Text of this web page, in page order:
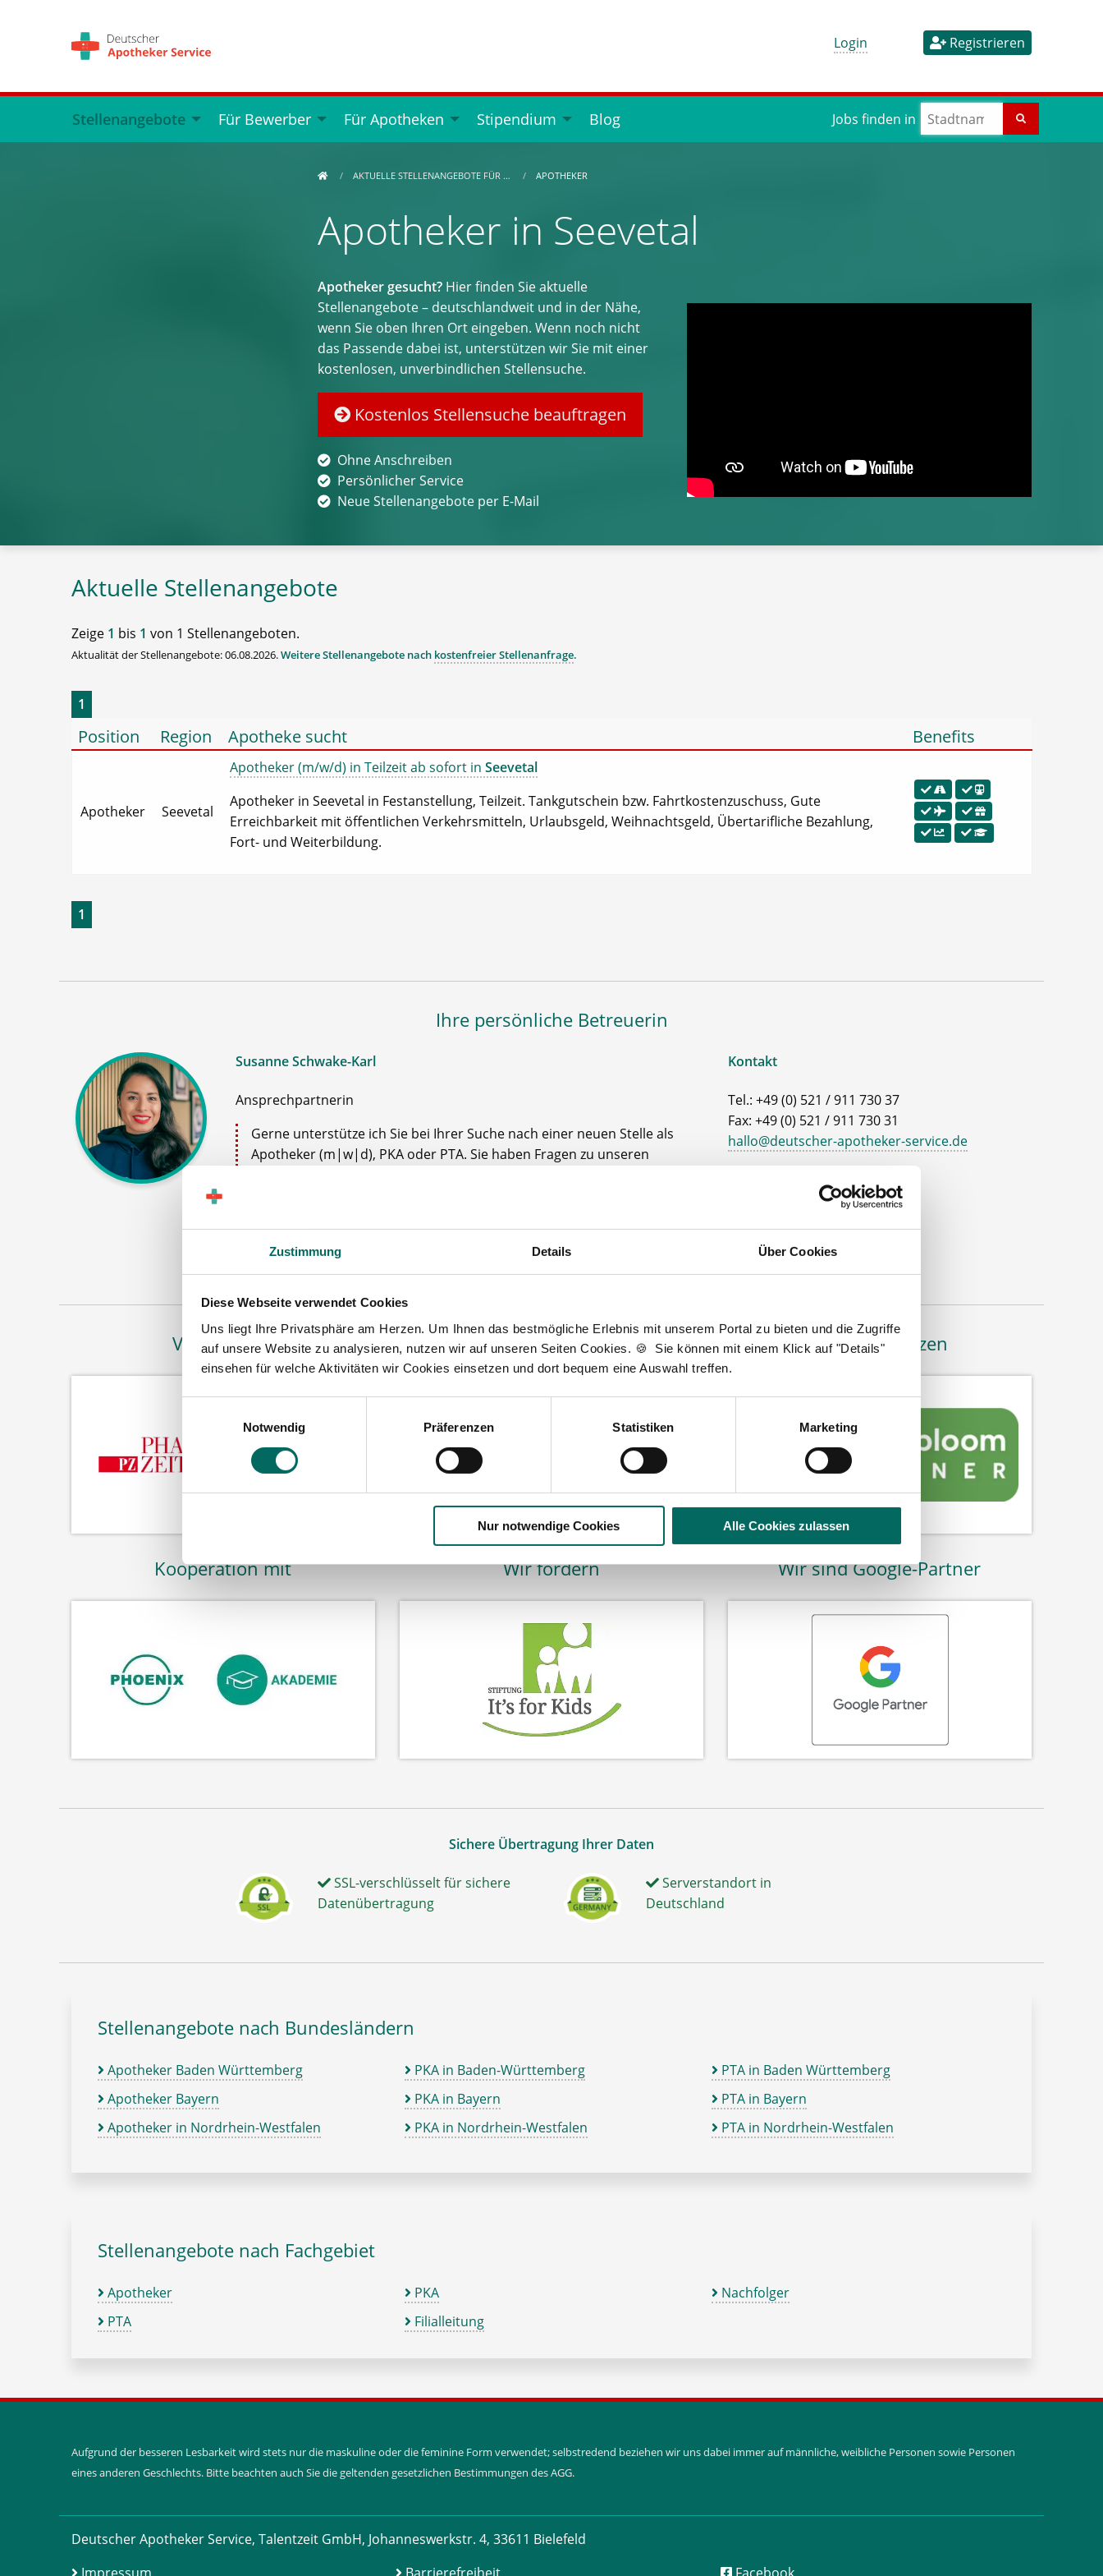
Zustimmung Details Über Cookies
Diese Webseite verwendet Cookies
Uns liegt Ihre Privatsphäre am Herzen. Um Ihnen das bestmögliche Erlebnis mit unserem Portal zu bieten und die Zugriffe
auf unsere Website zu analysieren, nutzen wir auf unseren Seiten Cookies. 🍪 Sie können mit einem Klick auf "Details"
einsehen für welche Aktivitäten wir Cookies einsetzen und dort bequem eine Auswahl treffen.
Notwendig
Präferenzen Statistiken Marketing
Nur notwendige Cookies Alle Cookies zulassen
Login Registrieren
Stellenangebote Für Bewerber Für Apotheken Stipendium Blog Jobs finden in
AKTUELLE STELLENANGEBOTE FÜR … APOTHEKER
Apotheker in Seevetal
Apotheker gesucht? Hier finden Sie aktuelle
Stellenangebote – deutschlandweit und in der Nähe,
wenn Sie oben Ihren Ort eingeben. Wenn noch nicht
das Passende dabei ist, unterstützen wir Sie mit einer
kostenlosen, unverbindlichen Stellensuche.
Kostenlos Stellensuche beauftragen
Ohne Anschreiben
Persönlicher Service
Neue Stellenangebote per E-Mail
Aktuelle Stellenangebote
Zeige 1 bis 1 von 1 Stellenangeboten.
Aktualität der Stellenangebote: 06.08.2026.Weitere Stellenangebote nach kostenfreier Stellenanfrage.
1
Position Region Apotheke sucht Benefits
Apotheker Seevetal
Apotheker (m/w/d) in Teilzeit ab sofort in Seevetal
Apotheker in Seevetal in Festanstellung, Teilzeit. Tankgutschein bzw. Fahrtkostenzuschuss, Gute
Erreichbarkeit mit öffentlichen Verkehrsmitteln, Urlaubsgeld, Weihnachtsgeld, Übertarifliche Bezahlung,
Fort- und Weiterbildung.
1
Ihre persönliche Betreuerin
Susanne Schwake-Karl
Ansprechpartnerin
Gerne unterstütze ich Sie bei Ihrer Suche nach einer neuen Stelle als
Apotheker (m|w|d), PKA oder PTA. Sie haben Fragen zu unseren
Jetzt zur kostenlosen Stellenanfrage
Kontakt
Tel.: +49 (0) 521 / 911 730 37
Fax: +49 (0) 521 / 911 730 31
hallo@deutscher-apotheker-service.de
Deutscher Apotheker Service
Johanneswerkstr. 4
33611 Bielefeld
Vertreten in Wir fördern Bäume pflanzen
Kooperation mit Wir fördern Wir sind Google-Partner
Sichere Übertragung Ihrer Daten
SSL-verschlüsselt für sichere
Datenübertragung
Serverstandort in
Deutschland
Stellenangebote nach Bundesländern
Apotheker Baden Württemberg
Apotheker Bayern
Apotheker in Nordrhein-Westfalen
PKA in Baden-Württemberg
PKA in Bayern
PKA in Nordrhein-Westfalen
PTA in Baden Württemberg
PTA in Bayern
PTA in Nordrhein-Westfalen
Stellenangebote nach Fachgebiet
Apotheker
PTA
PKA
Filialleitung
Nachfolger
Aufgrund der besseren Lesbarkeit wird stets nur die maskuline oder die feminine Form verwendet; selbstredend beziehen wir uns dabei immer auf männliche, weibliche Personen sowie Personen
eines anderen Geschlechts. Bitte beachten auch Sie die geltenden gesetzlichen Bestimmungen des AGG.
Deutscher Apotheker Service, Talentzeit GmbH, Johanneswerkstr. 4, 33611 Bielefeld